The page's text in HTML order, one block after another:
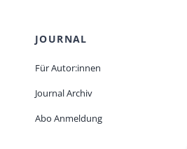
JOURNAL
Für Autor:innen
Journal Archiv
Abo Anmeldung